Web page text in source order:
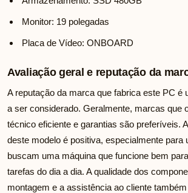
Monitor: 19 polegadas
Placa de Vídeo: ONBOARD
Avaliação geral e reputação da
A reputação da marca que fabrica este PC é
a ser considerado. Geralmente, marcas que
técnico eficiente e garantias são preferíveis.
deste modelo é positiva, especialmente para
buscam uma máquina que funcione bem
tarefas do dia a dia. A qualidade dos
montagem e a assistência ao cliente